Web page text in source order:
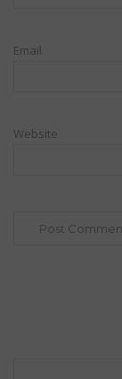
Email
Website